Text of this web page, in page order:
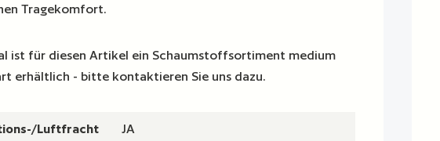
Tragekomfort.
ist für diesen Artikel ein Schaumstoffsortiment medium
erhältlich - bitte kontaktieren Sie uns dazu.
Luftfracht
JA